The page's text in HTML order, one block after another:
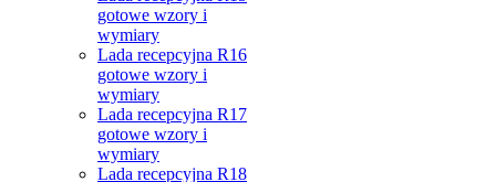
gotowe wzory i
wymiary
Lada recepcyjna R16
gotowe wzory i
wymiary
Lada recepcyjna R17
gotowe wzory i
wymiary
Lada recepcyjna R18